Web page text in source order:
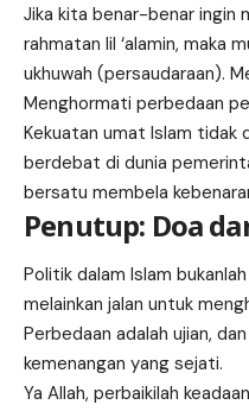
Jika kita benar-benar ingin
rahmatan lil ‘alamin, maka
ukhuwah (persaudaraan).
Menghormati perbedaan
Kekuatan umat Islam tidak
berdebat di dunia
bersatu membela
Penutup: Doa
Politik dalam Islam
melainkan jalan untuk
Perbedaan adalah ujian,
kemenangan yang sejati.
Ya Allah, perbaikilah